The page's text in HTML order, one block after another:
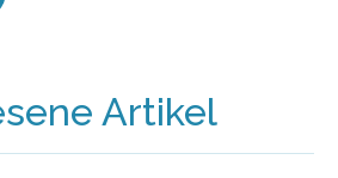
Artikel